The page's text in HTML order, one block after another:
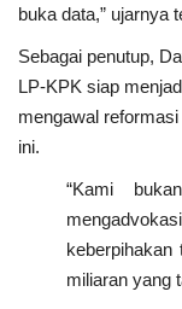
buka data,” ujarnya
Sebagai penutup,
LP-KPK siap
mengawal
ini.
“Kami
keberpihakan
miliaran yang